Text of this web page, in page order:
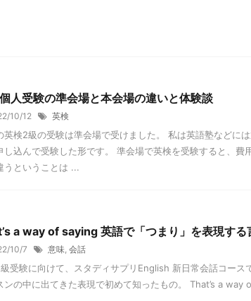
人受験の準会場と本会場の違いと体験談
10/12 英検
英検2級の受験は準会場で受けました。 私は英語塾などに
し込んで受験した形です。 準会場で英検を受験すると、費
うということは ...
a way of saying 英語で「つまり」を表現する
10/7 意味, 会話
受験に向けて、スタディサプリEnglish 新日常会話コース
ンの中に出てきた表現で初めて知ったもの。 That’s a way